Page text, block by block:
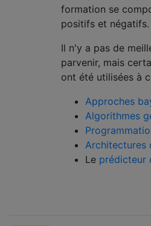
formation se
positifs et négatifs.
Il n'y a pas de
parvenir, mais
ont été utilisées à
Approches
Algorithmes
Architectures
Le prédicteur